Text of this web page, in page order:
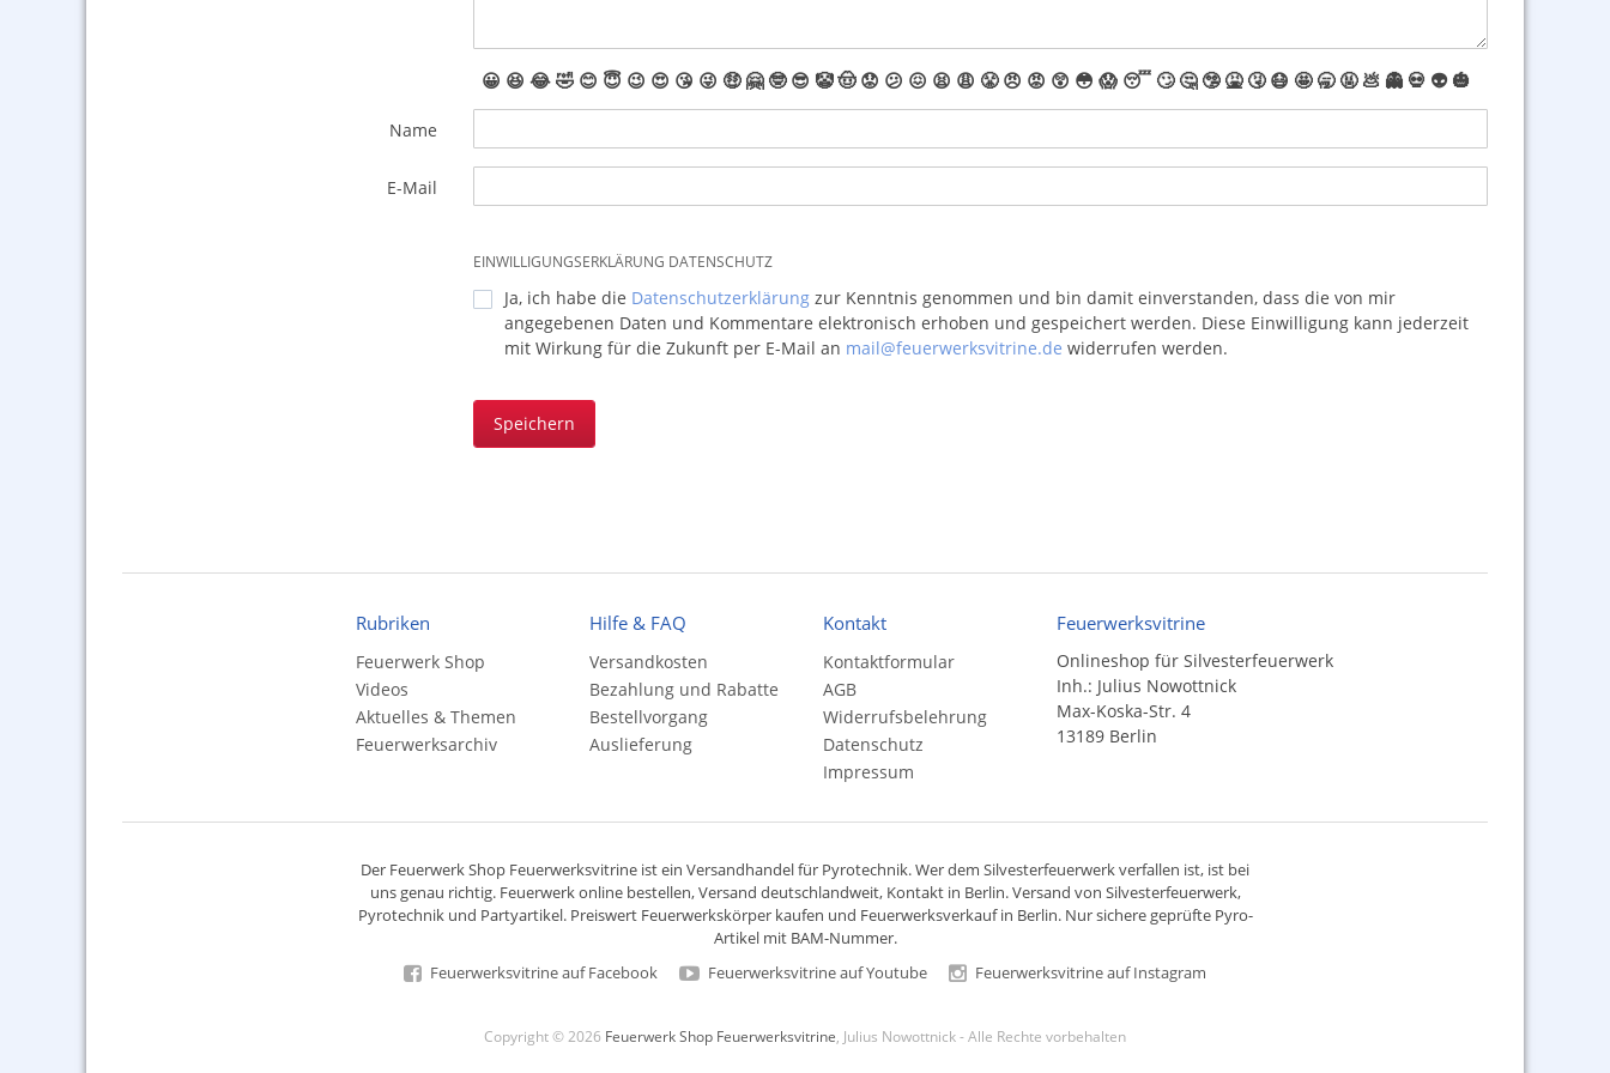
😀 😆 😂🤣 😊 😇 😉 😍 😘 😜 🤑 🤗 🤓 😎 🤡🤠 😟 😕 😖 😫 😩 😤 😠 😡 😲 😳 😱 😴 🙄 🤔 🤥 🤮 🤧 😷 🤩 🥱 🤬 💩 👻 💀 👽 🎃
Name
E-Mail
EINWILLIGUNGSERKLÄRUNG DATENSCHUTZ
Ja, ich habe die Datenschutzerklärungzur Kenntnis genommen und bin damit einverstanden, dass die von mir
angegebenen Daten und Kommentare elektronisch erhoben und gespeichert werden. Diese Einwilligung kann jederzeit
mit Wirkung für die Zukunft per E-Mail an mail@feuerwerksvitrine.de widerrufen werden.
Speichern
Rubriken
Feuerwerk Shop
Videos
Aktuelles & Themen
Feuerwerksarchiv
Hilfe & FAQ
Versandkosten
Bezahlung und Rabatte
Bestellvorgang
Auslieferung
Kontakt
Kontaktformular
AGB
Widerrufsbelehrung
Datenschutz
Impressum
Feuerwerksvitrine
Onlineshop für Silvesterfeuerwerk
Inh.: Julius Nowottnick
Max-Koska-Str. 4
13189 Berlin
Der Feuerwerk Shop Feuerwerksvitrine ist ein Versandhandelfür Pyrotechnik. Wer dem Silvesterfeuerwerk verfallen ist, ist bei
uns genau richtig. Feuerwerk online bestellen,Versand deutschlandweit, Kontakt in Berlin. Versand von Silvesterfeuerwerk,
Pyrotechnikund Partyartikel. Preiswert Feuerwerkskörperkaufen und Feuerwerksverkauf in Berlin. Nur sichere geprüfte Pyro-
Artikel mit BAM-Nummer.
Feuerwerksvitrine auf Facebook
Feuerwerksvitrine auf Youtube Feuerwerksvitrine auf Instagram
Copyright © 2026 Feuerwerk Shop Feuerwerksvitrine , Julius Nowottnick - Alle Rechte vorbehalten